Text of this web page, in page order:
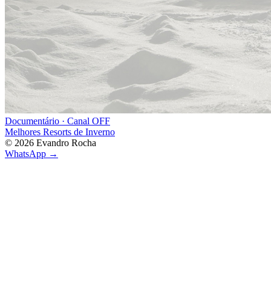
Documentário · Canal OFF
Melhores Resorts de Inverno
© 2026 Evandro Rocha
WhatsApp →